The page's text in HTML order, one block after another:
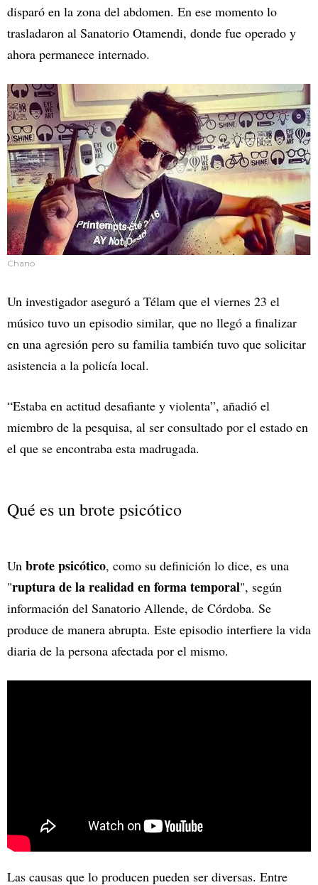
disparó en la zona del abdomen. En ese momento lo
trasladaron al Sanatorio Otamendi, donde fue operado y
ahora permanece internado.
Chano
Un investigador aseguró a Télam que el viernes 23 el
músico tuvo un episodio similar, que no llegó a finalizar
en una agresión pero su familia también tuvo que solicitar
asistencia a la policía local.
“Estaba en actitud desafiante y violenta”, añadió el
miembro de la pesquisa, al ser consultado por el estado en
el que se encontraba esta madrugada.
Qué es un brote psicótico
Un brote psicótico, como su definición lo dice, es una
"ruptura de la realidad en forma temporal", según
información del Sanatorio Allende, de Córdoba. Se
produce de manera abrupta. Este episodio interfiere la vida
diaria de la persona afectada por el mismo.
Las causas que lo producen pueden ser diversas. Entre